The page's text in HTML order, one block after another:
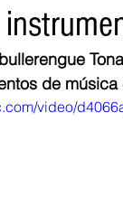
Mayores
BIENESTAR
de música
video/